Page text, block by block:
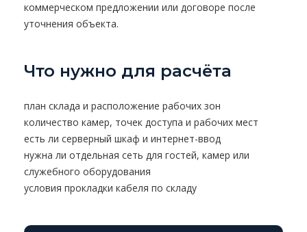
коммерческом предложении или договоре после
уточнения объекта.
Что нужно для расчёта
план склада и расположение рабочих зон
количество камер, точек доступа и рабочих мест
есть ли серверный шкаф и интернет-ввод
нужна ли отдельная сеть для гостей, камер или
служебного оборудования
условия прокладки кабеля по складу